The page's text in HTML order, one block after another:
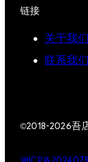
链接
关于我们
联系我们
©2018-2026吾